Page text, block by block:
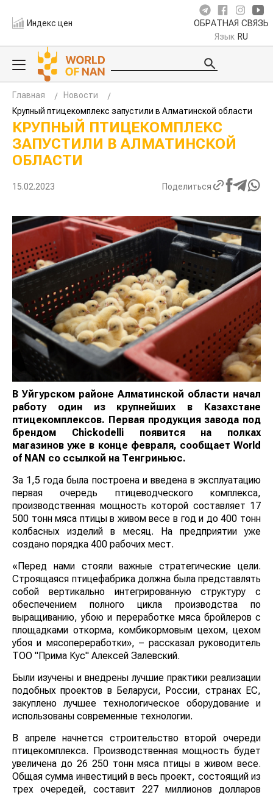
Индекс цен ОБРАТНАЯ СВЯЗЬ
Язык RU
Главная
Новости
Крупный птицекомплекс запустили в Алматинской области
КРУПНЫЙ ПТИЦЕКОМПЛЕКС
ЗАПУСТИЛИ В АЛМАТИНСКОЙ
ОБЛАСТИ
15.02.2023 Поделиться
В Уйгурском районе Алматинской области начал
работу один из крупнейших в Казахстане
птицекомплексов. Первая продукция завода под
брендом Сhickodelli появится на полках
магазинов уже в конце февраля, сообщает World
of NAN со ссылкой на Тенгриньюс.
За 1,5 года была построена и введена в эксплуатацию
первая очередь птицеводческого комплекса,
производственная мощность которой составляет 17
500 тонн мяса птицы в живом весе в год и до 400 тонн
колбасных изделий в месяц. На предприятии уже
создано порядка 400 рабочих мест.
«Перед нами стояли важные стратегические цели.
Строящаяся птицефабрика должна была представлять
собой вертикально интегрированную структуру с
обеспечением полного цикла производства по
выращиванию, убою и переработке мяса бройлеров с
площадками откорма, комбикормовым цехом, цехом
убоя и мясопереработки», – рассказал руководитель
ТОО "Прима Кус" Алексей Залевский.
Были изучены и внедрены лучшие практики реализации
подобных проектов в Беларуси, России, странах ЕС,
закуплено лучшее технологическое оборудование и
использованы современные технологии.
В апреле начнется строительство второй очереди
птицекомплекса. Производственная мощность будет
увеличена до 26 250 тонн мяса птицы в живом весе.
Общая сумма инвестиций в весь проект, состоящий из
трех очередей, составит 227 миллионов долларов